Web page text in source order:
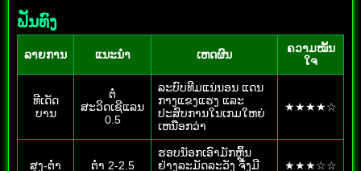
ຟັນທົງ
ລາຍການ ແນະນຳ ເຫດຜົນ
ຄວາມໝັ້ນ
ໃຈ
ທີເດັດ
ບານ
ຕໍ່
ສະວິດເຊີແລນ
0.5
ລະບົບທີມແນ່ນອນ ແດນ
ກາງແຂງແຮງ ແລະ
ປະສົບການໃນເກມໃຫຍ່
ເຫນືອກວ່າ
★★★★☆
ສູງ-ຕ່ຳ ຕ່ຳ 2-2.5
ຮອບນັອກເອົາມັກຫຼິ້ນ
ຢ່າງລະມັດລະວັງ ຈຶ່ງມີ
★★★☆☆